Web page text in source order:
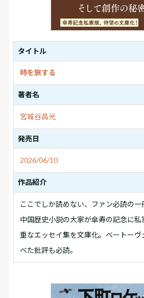
タイトル
時を旅する
著者名
宮城谷昌光
発売日
2026/06/10
作品紹介
ここでしか読めない、ファン必読の一
中国歴史小説の大家が傘寿の記念に
重なエッセイ集を文庫化。ベートー
べた批評も必読。